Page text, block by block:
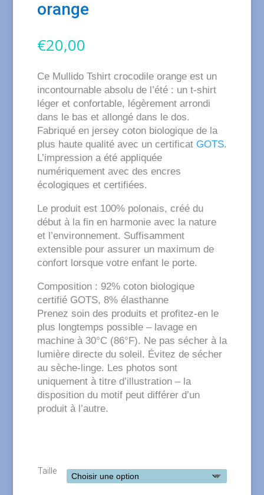
orange
€20,00
Ce Mullido Tshirt crocodile orange est un
incontournable absolu de l’été : un t-shirt
léger et confortable, légèrement arrondi
dans le bas et allongé dans le dos.
Fabriqué en jersey coton biologique de la
plus haute qualité avec un certificat GOTS.
L’impression a été appliquée
numériquement avec des encres
écologiques et certifiées.
Le produit est 100% polonais, créé du
début à la fin en harmonie avec la nature
et l’environnement. Suffisamment
extensible pour assurer un maximum de
confort lorsque votre enfant le porte.
Composition : 92% coton biologique
certifié GOTS, 8% élasthanne
Prenez soin des produits et profitez-en le
plus longtemps possible – lavage en
machine à 30°C (86°F). Ne pas sécher à la
lumière directe du soleil. Évitez de sécher
au sèche-linge. Les photos sont
uniquement à titre d’illustration – la
disposition du motif peut différer d’un
produit à l’autre.
Taille